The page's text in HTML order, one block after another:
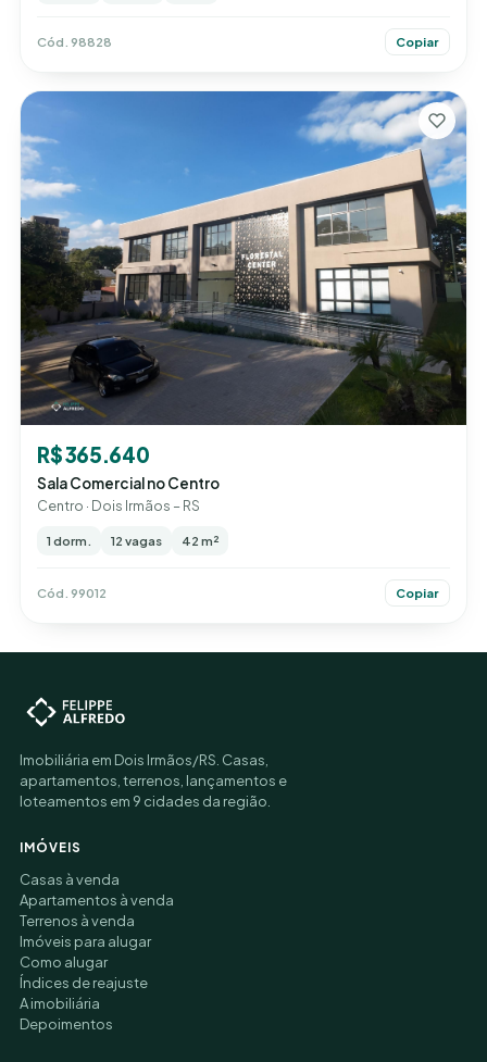
Cód. 98828 Copiar
R$ 365.640
Sala Comercial no Centro
Centro · Dois Irmãos – RS
1 dorm. 12 vagas 42 m²
Cód. 99012 Copiar
Imobiliária em Dois Irmãos/RS. Casas,
apartamentos, terrenos, lançamentos e
loteamentos em 9 cidades da região.
IMÓVEIS
Casas à venda
Apartamentos à venda
Terrenos à venda
Imóveis para alugar
Como alugar
Índices de reajuste
A imobiliária
Depoimentos